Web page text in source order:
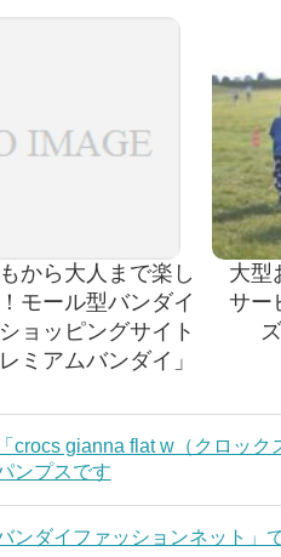
から大人まで楽し
モール型バンダイ
ョッピングサイト
レミアムバンダイ」
大型
サー
crocs gianna flat w（クロック
ンプスです
ンダイファッションネット」